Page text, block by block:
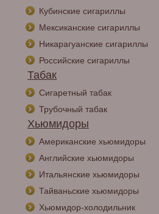
Кубинские сигариллы
Мексиканские сигариллы
Никарагуанские сигариллы
Российские сигариллы
Табак
Сигаретный табак
Трубочный табак
Хьюмидоры
Американские хьюмидоры
Английские хьюмидоры
Итальянские хьюмидоры
Тайваньские хьюмидоры
Хьюмидор-холодильник